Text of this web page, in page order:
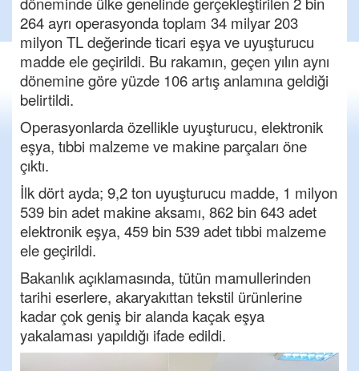
264 ayrı operasyonda toplam 34 milyar 203
milyon TL değerinde ticari eşya ve uyuşturucu
madde ele geçirildi. Bu rakamın, geçen yılın aynı
dönemine göre yüzde 106 artış anlamına geldiği
belirtildi.
Operasyonlarda özellikle uyuşturucu, elektronik
eşya, tıbbi malzeme ve makine parçaları öne
çıktı.
İlk dört ayda; 9,2 ton uyuşturucu madde, 1 milyon
539 bin adet makine aksamı, 862 bin 643 adet
elektronik eşya, 459 bin 539 adet tıbbi malzeme
ele geçirildi.
Bakanlık açıklamasında, tütün mamullerinden
tarihi eserlere, akaryakıttan tekstil ürünlerine
kadar çok geniş bir alanda kaçak eşya
yakalaması yapıldığı ifade edildi.